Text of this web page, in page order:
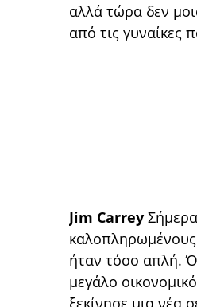
αλλά τώρα δεν
από τις γυναίκες
Jim Carrey
καλοπληρωμένους
ήταν τόσο απλή.
μεγάλο
ξεκίνησε μια νέα